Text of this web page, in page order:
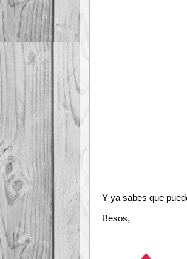
Y ya sabes que
Besos,